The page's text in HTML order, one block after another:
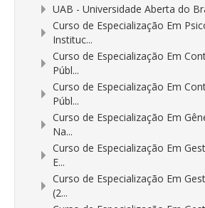
UAB - Universidade Aberta do
Curso de Especialização Em
Instituc...
Curso de Especialização Em
Públ...
Curso de Especialização Em
Públ...
Curso de Especialização Em
Na...
Curso de Especialização Em
E...
Curso de Especialização Em
(2...